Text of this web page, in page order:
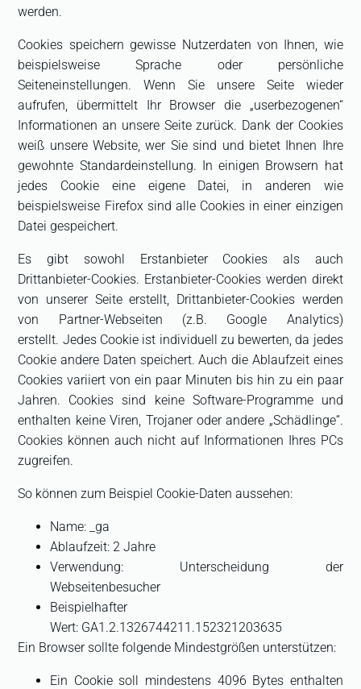
werden.
Cookies speichern gewisse Nutzerdaten von Ihnen, wie
beispielsweise Sprache oder persönliche
Seiteneinstellungen. Wenn Sie unsere Seite wieder
aufrufen, übermittelt Ihr Browser die „userbezogenen“
Informationen an unsere Seite zurück. Dank der Cookies
weiß unsere Website, wer Sie sind und bietet Ihnen Ihre
gewohnte Standardeinstellung. In einigen Browsern hat
jedes Cookie eine eigene Datei, in anderen wie
beispielsweise Firefox sind alle Cookies in einer einzigen
Datei gespeichert.
Es gibt sowohl Erstanbieter Cookies als auch
Drittanbieter-Cookies. Erstanbieter-Cookies werden direkt
von unserer Seite erstellt, Drittanbieter-Cookies werden
von Partner-Webseiten (z.B. Google Analytics)
erstellt. Jedes Cookie ist individuell zu bewerten, da jedes
Cookie andere Daten speichert. Auch die Ablaufzeit eines
Cookies variiert von ein paar Minuten bis hin zu ein paar
Jahren. Cookies sind keine Software-Programme und
enthalten keine Viren, Trojaner oder andere „Schädlinge“.
Cookies können auch nicht auf Informationen Ihres PCs
zugreifen.
So können zum Beispiel Cookie-Daten aussehen:
Name: _ga
Ablaufzeit: 2 Jahre
Verwendung: Unterscheidung der
Webseitenbesucher
Beispielhafter
Wert: GA1.2.1326744211.152321203635
Ein Browser sollte folgende Mindestgrößen unterstützen:
Ein Cookie soll mindestens 4096 Bytes enthalten